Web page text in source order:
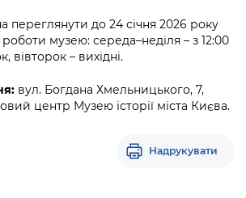
переглянути до 24 січня 2026 року
роботи музею: середа–неділя – з 12:00
вівторок – вихідні.
вул. Богдана Хмельницького, 7,
центр Музею історії міста Києва.
Надрукувати